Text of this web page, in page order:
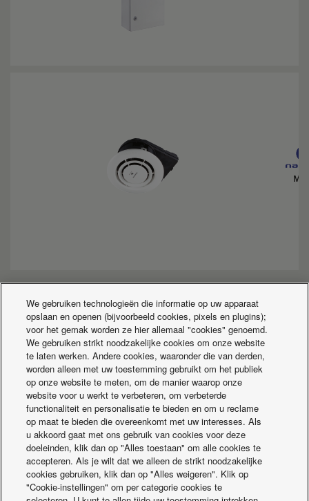
Hydronische oplossingen
We gebruiken technologieën die informatie op uw apparaat
opslaan en openen (bijvoorbeeld cookies, pixels en plugins);
voor het gemak worden ze hier allemaal "cookies" genoemd.
We gebruiken strikt noodzakelijke cookies om onze website
te laten werken. Andere cookies, waaronder die van derden,
worden alleen met uw toestemming gebruikt om het publiek
op onze website te meten, om de manier waarop onze
website voor u werkt te verbeteren, om verbeterde
functionaliteit en personalisatie te bieden en om u reclame
op maat te bieden die overeenkomt met uw interesses. Als
u akkoord gaat met ons gebruik van cookies voor deze
doeleinden, klik dan op "Alles toestaan" om alle cookies te
accepteren. Als je wilt dat we alleen de strikt noodzakelijke
cookies gebruiken, klik dan op "Alles weigeren". Klik op
"Cookie-instellingen" om per categorie cookies te